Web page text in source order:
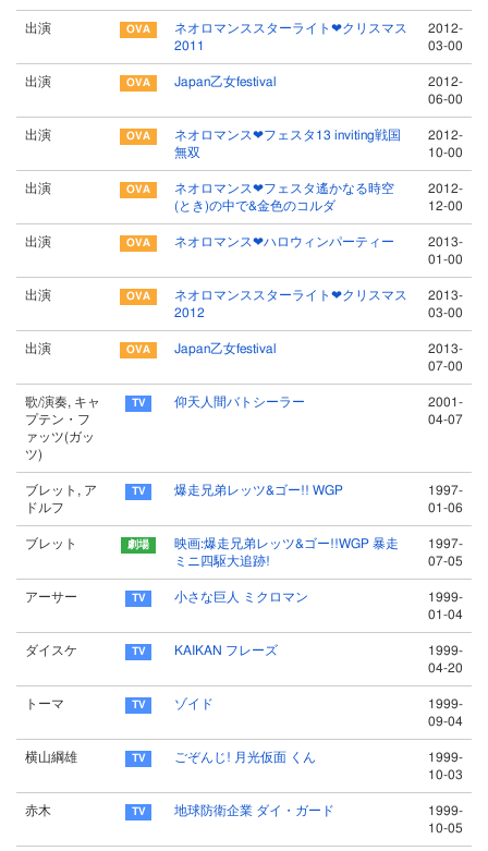
出演
ネオロマンススターライト❤クリスマス
2011
2012-
03-00
出演 Japan乙女festival
2012-
06-00
出演
ネオロマンス❤フェスタ13 inviting戦国
無双
2012-
10-00
出演
ネオロマンス❤フェスタ遙かなる時空
(とき)の中で&金色のコルダ
2012-
12-00
出演 ネオロマンス❤ハロウィンパーティー
2013-
01-00
出演
ネオロマンススターライト❤クリスマス
2012
2013-
03-00
出演 Japan乙女festival
2013-
07-00
歌/演奏, キャ
プテン・フ
ァッツ(ガッ
ツ)
仰天人間バトシーラー
2001-
04-07
ブレット, ア
ドルフ
爆走兄弟レッツ&ゴー!! WGP
1997-
01-06
ブレット
映画:爆走兄弟レッツ&ゴー!!WGP 暴走
ミニ四駆大追跡!
1997-
07-05
アーサー 小さな巨人 ミクロマン
1999-
01-04
ダイスケ KAIKAN フレーズ
1999-
04-20
トーマ ゾイド
1999-
09-04
横山綱雄 ごぞんじ! 月光仮面 くん
1999-
10-03
赤木 地球防衛企業 ダイ・ガード
1999-
10-05